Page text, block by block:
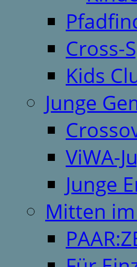
Cross-
Kids
Junge
ViWA-
Junge
Mitten